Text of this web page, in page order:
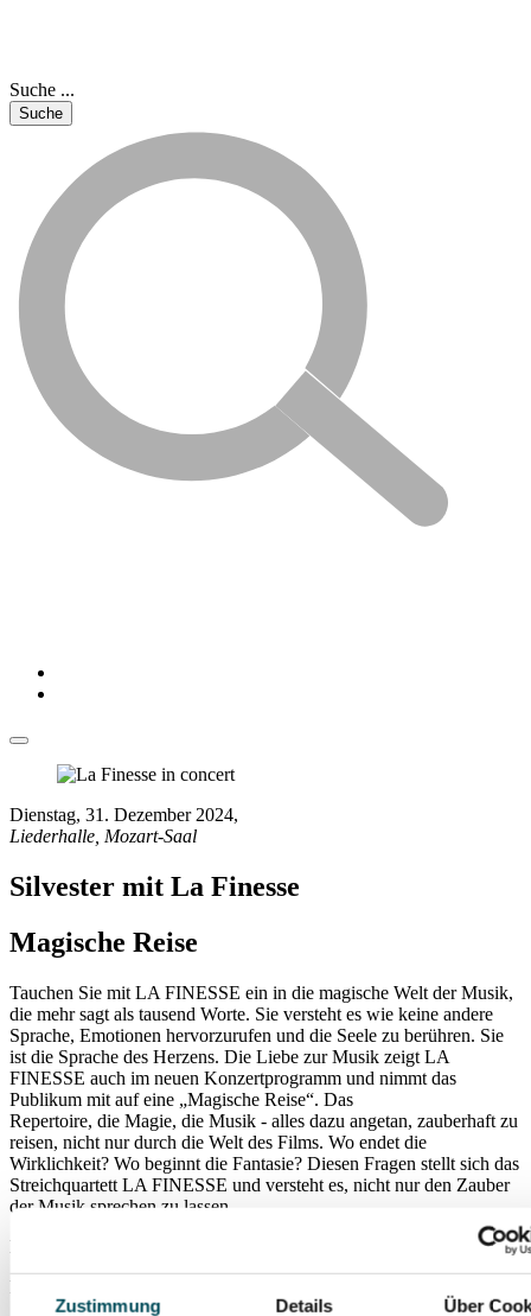
Zustimmung Details Über
Suche ...
Dienstag, 31. Dezember 2024,
Liederhalle, Mozart-Saal
Silvester mit La Finesse
Magische Reise
Tauchen Sie mit LA FINESSE ein in die magische Welt der Musik,
die mehr sagt als tausend Worte. Sie versteht es wie keine andere
Sprache, Emotionen hervorzurufen und die Seele zu berühren. Sie
ist die Sprache des Herzens. Die Liebe zur Musik zeigt LA
FINESSE auch im neuen Konzertprogramm und nimmt das
Publikum mit auf eine „Magische Reise“. Das
Repertoire, die Magie, die Musik - alles dazu angetan, zauberhaft zu
reisen, nicht nur durch die Welt des Films. Wo endet die
Wirklichkeit? Wo beginnt die Fantasie? Diesen Fragen stellt sich das
Streichquartett LA FINESSE und versteht es, nicht nur den Zauber
der Musik sprechen zu lassen.
Es wird Magische Begegnungen geben mit Werken wie
Pachelbel - Kanon al LA FINESSE
„BeetCDC“ - Beethoven meets AC/DC